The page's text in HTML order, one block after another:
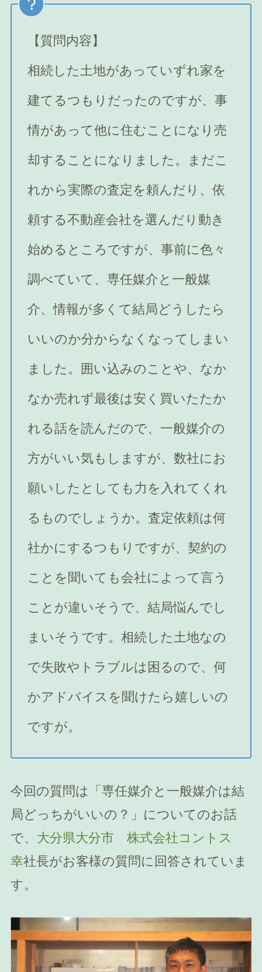
【質問内容】
相続した土地があっていずれ家を
建てるつもりだったのですが、事
情があって他に住むことになり売
却することになりました。まだこ
れから実際の査定を頼んだり、依
頼する不動産会社を選んだり動き
始めるところですが、事前に色々
調べていて、専任媒介と一般媒
介、情報が多くて結局どうしたら
いいのか分からなくなってしまい
ました。囲い込みのことや、なか
なか売れず最後は安く買いたたか
れる話を読んだので、一般媒介の
方がいい気もしますが、数社にお
願いしたとしても力を入れてくれ
るものでしょうか。査定依頼は何
社かにするつもりですが、契約の
ことを聞いても会社によって言う
ことが違いそうで、結局悩んでし
まいそうです。相続した土地なの
で失敗やトラブルは困るので、何
かアドバイスを聞けたら嬉しいの
ですが。
今回の質問は「専任媒介と一般媒介は結
局どっちがいいの？」についてのお話
で、 大分県大分市 株式会社コントス
幸社長がお客様の質問に回答されていま
す。